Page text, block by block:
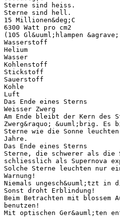
Sterne sind heiss.
Sterne sind hell.
15 Millionen&deg;C
6300 Watt pro cm2
(105 Gl&uuml;hlampen
Wasserstoff
Helium
Wasser
Kohlenstoff
Stickstoff
Sauerstoff
Kohle
Luft
Das Ende eines Sterns
Weisser Zwerg
Am Ende bleibt der Kern des
Zwerg&raquo; &uuml;brig.
Sterne wie die Sonne
Jahre.
Das Ende eines Sterns
Sterne, die schwerer als die
schliesslich als Supernova
Solche Sterne leuchten nur
Warnung!
Niemals ungesch&uuml;tzt in
Sonst droht Erblindung!
Beim Betrachten mit blossem
benutzen!
Mit optischen Ger&auml;ten